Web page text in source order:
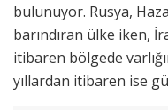
bulunuyor. Rusya,
barındıran ülke iken,
itibaren bölgede
yıllardan itibaren ise